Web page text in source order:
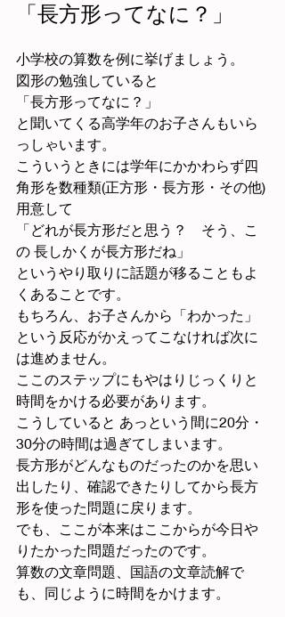
「長方形ってなに？」
小学校の算数を例に挙げましょう。
図形の勉強していると
「長方形ってなに？」
と聞いてくる高学年のお子さんもいら
っしゃいます。
こういうときには学年にかかわらず四
角形を数種類(正方形・長方形・その他)
用意して
「どれが長方形だと思う？　そう、こ
の 長しかくが長方形だね」
というやり取りに話題が移ることもよ
くあることです。
もちろん、お子さんから「わかった」
という反応がかえってこなければ次に
は進めません。
ここのステップにもやはりじっくりと
時間をかける必要があります。
こうしていると あっという間に20分・
30分の時間は過ぎてしまいます。
長方形がどんなものだったのかを思い
出したり、確認できたりしてから長方
形を使った問題に戻ります。
でも、ここが本来はここからが今日や
りたかった問題だったのです。
算数の文章問題、国語の文章読解で
も、同じように時間をかけます。